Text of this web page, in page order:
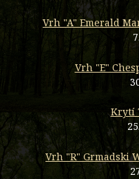
Vrh "A" Emerald
Vrh "E"
Krytí
Vrh "R" Grmadski